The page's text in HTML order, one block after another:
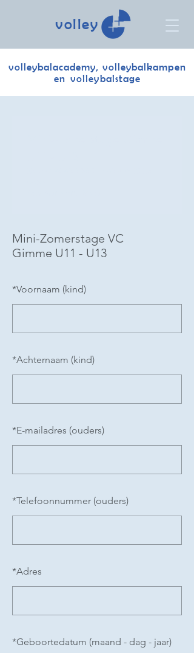
volley
volleybalacademy, volleybalkampen
en volleybalstage
Mini-Zomerstage VC
Gimme U11 - U13
*Voornaam (kind)
*Achternaam (kind)
*E-mailadres (ouders)
*Telefoonnummer (ouders)
*Adres
*Geboortedatum (maand - dag - jaar)